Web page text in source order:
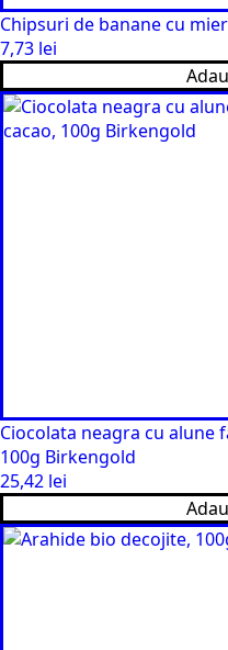
Chipsuri de banane cu
7,73 lei
Ciocolata neagra cu alune
100g Birkengold
25,42 lei